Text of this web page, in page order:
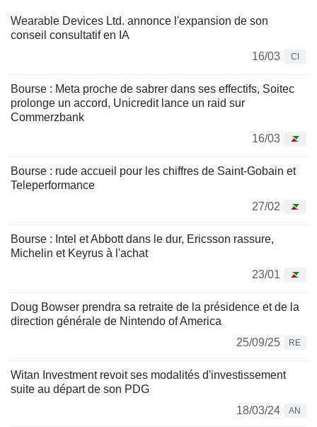
Wearable Devices Ltd. annonce l'expansion de son
conseil consultatif en IA
16/03
CI
Bourse : Meta proche de sabrer dans ses effectifs, Soitec
prolonge un accord, Unicredit lance un raid sur
Commerzbank
16/03
Bourse : rude accueil pour les chiffres de Saint-Gobain et
Teleperformance
27/02
Bourse : Intel et Abbott dans le dur, Ericsson rassure,
Michelin et Keyrus à l'achat
23/01
Doug Bowser prendra sa retraite de la présidence et de la
direction générale de Nintendo of America
25/09/25
RE
Witan Investment revoit ses modalités d'investissement
suite au départ de son PDG
18/03/24
AN